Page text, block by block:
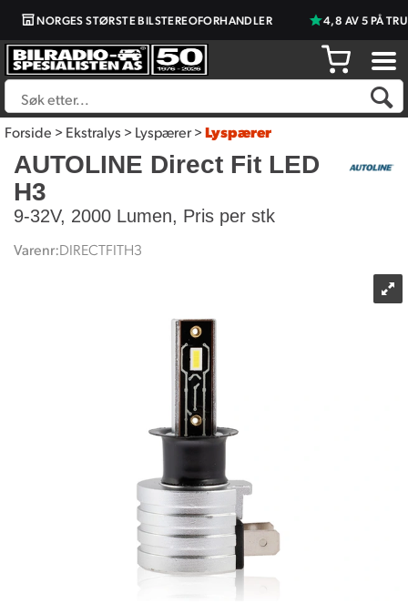
NORGES STØRSTE BILSTEREOFORHANDLER 4,8 AV 5 PÅ
Forside>Ekstralys>Lyspærer>Lyspærer
AUTOLINE Direct Fit LED
H3
9-32V, 2000 Lumen, Pris per stk
Varenr:DIRECTFITH3